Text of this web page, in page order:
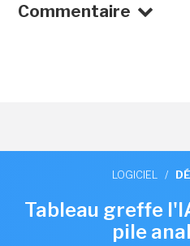
Commentaire
LOGICIEL /
Tableau greffe
pile